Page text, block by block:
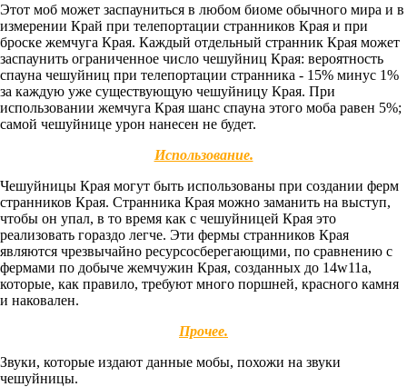
Этот моб может заспауниться в любом биоме обычного мира и в
измерении Край при телепортации странников Края и при
броске жемчуга Края. Каждый отдельный странник Края может
заспаунить ограниченное число чешуйниц Края: вероятность
спауна чешуйниц при телепортации странника - 15% минус 1%
за каждую уже существующую чешуйницу Края. При
использовании жемчуга Края шанс спауна этого моба равен 5%;
самой чешуйнице урон нанесен не будет.
Использование.
Чешуйницы Края могут быть использованы при создании ферм
странников Края. Странника Края можно заманить на выступ,
чтобы он упал, в то время как с чешуйницей Края это
реализовать гораздо легче. Эти фермы странников Края
являются чрезвычайно ресурсосберегающими, по сравнению с
фермами по добыче жемчужин Края, созданных до 14w11a,
которые, как правило, требуют много поршней, красного камня
и наковален.
Прочее.
Звуки, которые издают данные мобы, похожи на звуки
чешуйницы.